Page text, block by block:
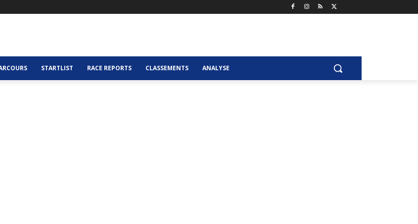
STARTLIST RACE REPORTS CLASSEMENTS ANALYSE